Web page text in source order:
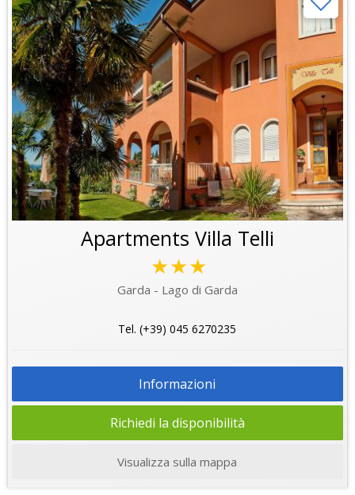
Apartments Villa Telli
★★★
Garda - Lago di Garda
Tel. (+39) 045 6270235
Informazioni
Richiedi la disponibilità
Visualizza sulla mappa